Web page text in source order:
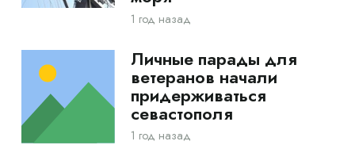
1 год назад
Личные парады для
ветеранов начали
придерживаться
севастополя
1 год назад